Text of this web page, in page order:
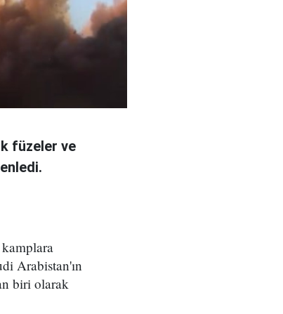
füzeler ve
Arabistan'ın
biri olarak